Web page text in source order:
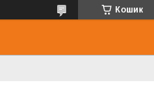
Кошик